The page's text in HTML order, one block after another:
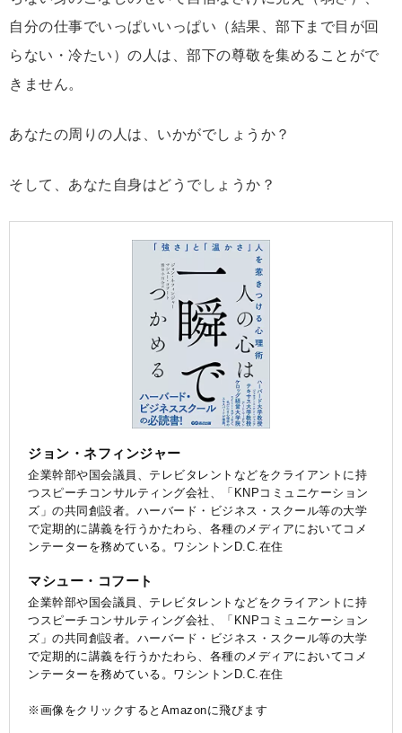
自分の仕事でいっぱいいっぱい（結果、部下まで目が回
らない・冷たい）の人は、部下の尊敬を集めることがで
きません。
あなたの周りの人は、いかがでしょうか？
そして、あなた自身はどうでしょうか？
ジョン・ネフィンジャー
企業幹部や国会議員、テレビタレントなどをクライアントに持
つスピーチコンサルティング会社、「KNPコミュニケーション
ズ」の共同創設者。ハーバード・ビジネス・スクール等の大学
で定期的に講義を行うかたわら、各種のメディアにおいてコメ
ンテーターを務めている。ワシントンD.C.在住
マシュー・コフート
企業幹部や国会議員、テレビタレントなどをクライアントに持
つスピーチコンサルティング会社、「KNPコミュニケーション
ズ」の共同創設者。ハーバード・ビジネス・スクール等の大学
で定期的に講義を行うかたわら、各種のメディアにおいてコメ
ンテーターを務めている。ワシントンD.C.在住
※画像をクリックするとAmazonに飛びます